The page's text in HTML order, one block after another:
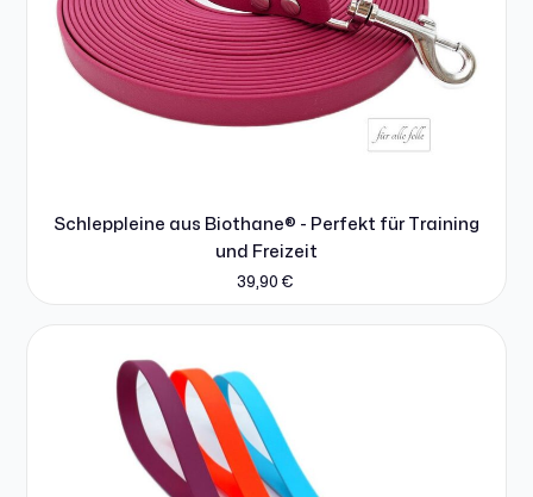
Schleppleine aus Biothane® - Perfekt für Training
und Freizeit
39,90€